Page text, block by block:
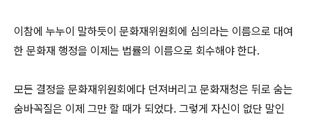
이참에 누누이 말하듯이 문화재위원회에 심의라는 이름으로 대여
한 문화재 행정을 이제는 법률의 이름으로 회수해야 한다.
모든 결정을 문화재위원회에다 던져버리고 문화재청은 뒤로 숨는
숨바꼭질은 이제 그만 할 때가 되었다. 그렇게 자신이 없단 말인